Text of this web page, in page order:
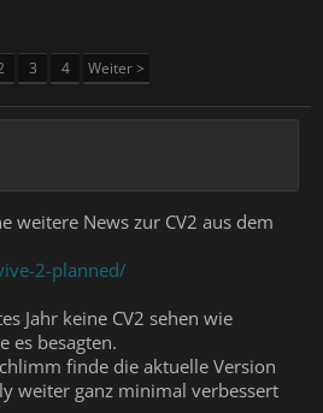
3 4 Weiter >
weitere News zur CV2 aus dem
2-planned/
Jahr keine CV2 sehen wie
es besagten.
finde die aktuelle Version
weiter ganz minimal verbessert